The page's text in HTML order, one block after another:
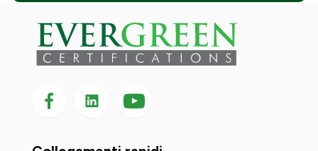
Seguici su Facebook
Seguici su LinkedIn
Seguici
su